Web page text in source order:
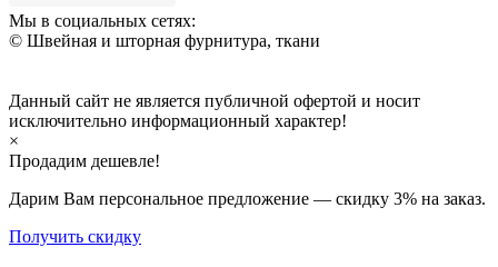
Мы в социальных сетях:
© Швейная и шторная фурнитура, ткани
Данный сайт не является публичной офертой и носит
исключительно информационный характер!
×
Продадим дешевле!
Дарим Вам персональное предложение — скидку 3% на заказ.
Получить скидку